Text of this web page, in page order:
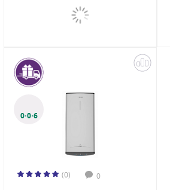
0·0·6
(0) 0